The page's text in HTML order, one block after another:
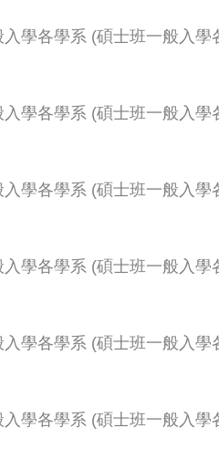
學各學系 (碩士班一般入學
學各學系 (碩士班一般入學
學各學系 (碩士班一般入學
學各學系 (碩士班一般入學
學各學系 (碩士班一般入學
學各學系 (碩士班一般入學